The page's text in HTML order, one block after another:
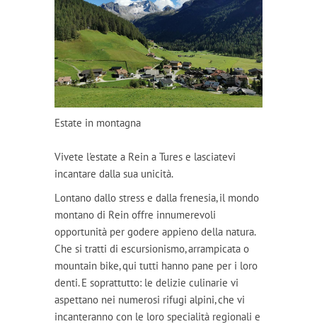
Estate in montagna
Vivete l'estate a Rein a Tures e lasciatevi
incantare dalla sua unicità.
Lontano dallo stress e dalla frenesia, il mondo
montano di Rein offre innumerevoli
opportunità per godere appieno della natura.
Che si tratti di escursionismo, arrampicata o
mountain bike, qui tutti hanno pane per i loro
denti. E soprattutto: le delizie culinarie vi
aspettano nei numerosi rifugi alpini, che vi
incanteranno con le loro specialità regionali e